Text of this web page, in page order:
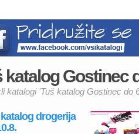
katalog Gostinec
katalogi 'Tuš katalog Gostinec do
drogerija